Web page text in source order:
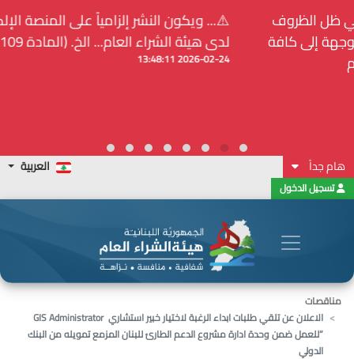
⚠️... ويكون النشر إلزامياً على المنصة الإلكترونيّة المركزيّة
لدى هيئة الشراء العام... الخ. (المادة 109 : الشفافية)
هام جداً العربية
تسجيل الدخول
مناقصات
”للعمل ضمن وحدة ادارة مشروع الدعم الطارئ للبنان المزمع تمويله من البنك
الدولي